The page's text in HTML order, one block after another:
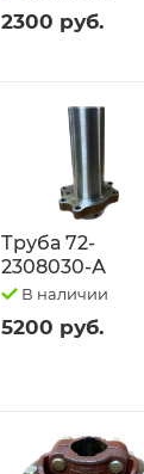
2300 руб.
Труба 72-
2308030-А
В наличии
5200 руб.